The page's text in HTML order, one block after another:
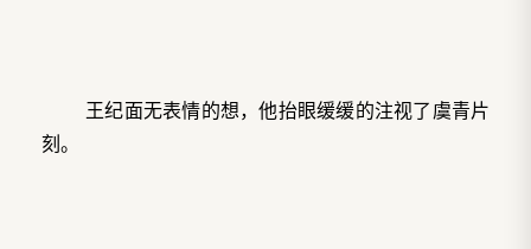
王纪面无表情的想，他抬眼缓缓的注视了虞青片
刻。